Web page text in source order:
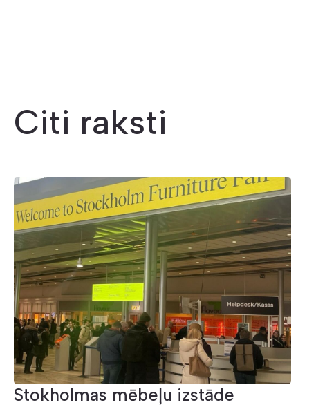
Citi raksti
Stokholmas mēbeļu izstāde